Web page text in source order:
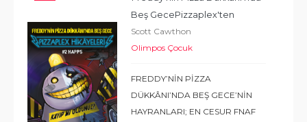
Beş GecePizzaplex'ten
Hikâyeler #2 : Happs
Scott Cawthon
Olimpos Çocuk
FREDDY’NİN PİZZA
DÜKKÂNI’NDA BEŞ GECE’NİN
HAYRANLARI; EN CESUR FNAF